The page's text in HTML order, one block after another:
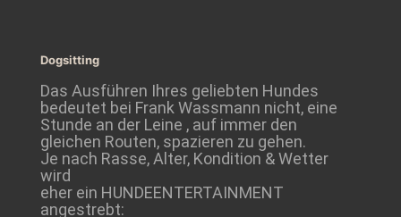
Dogsitting
Das Ausführen Ihres geliebten Hundes
bedeutet bei Frank Wassmann nicht, eine
Stunde an der Leine , auf immer den
gleichen Routen, spazieren zu gehen.
Je nach Rasse, Alter, Kondition & Wetter
wird
eher ein HUNDEENTERTAINMENT
angestrebt: